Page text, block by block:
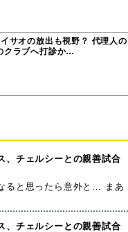
サオの放出も視野？ 代理人の
クラブへ打診か…
、チェルシーとの親善試合
ると思ったら意外と… まあ
、チェルシーとの親善試合